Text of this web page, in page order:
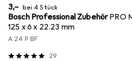
EUR
3,– bei 4 Stück
Bosch Professional ZubehörPRO
125 x 6 x 22.23 mm
A 24 P BF
29